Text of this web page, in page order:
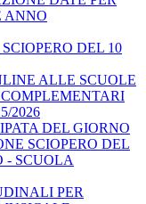
ANNO
DEL 10
ALLE SCUOLE
2026
DEL GIORNO
SCIOPERO DEL
- SCUOLA
PER